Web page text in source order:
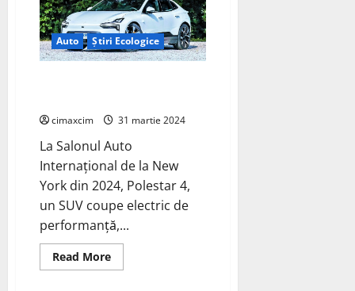
sunt
parteneri
pentru
rețeaua
de
taxi
NYC
Auto Știri Ecologice
cimaxcim 31 martie 2024
La Salonul Auto
Internațional de la New
York din 2024, Polestar 4,
un SUV coupe electric de
performanță,...
Read MoreRead
more